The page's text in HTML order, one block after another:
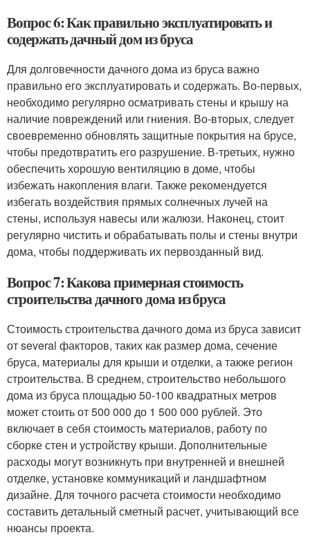
Вопрос 6: Как правильно эксплуатировать и
содержать дачный дом из бруса
Для долговечности дачного дома из бруса важно
правильно его эксплуатировать и содержать. Во-первых,
необходимо регулярно осматривать стены и крышу на
наличие повреждений или гниения. Во-вторых, следует
своевременно обновлять защитные покрытия на брусе,
чтобы предотвратить его разрушение. В-третьих, нужно
обеспечить хорошую вентиляцию в доме, чтобы
избежать накопления влаги. Также рекомендуется
избегать воздействия прямых солнечных лучей на
стены, используя навесы или жалюзи. Наконец, стоит
регулярно чистить и обрабатывать полы и стены внутри
дома, чтобы поддерживать их первозданный вид.
Вопрос 7: Какова примерная стоимость
строительства дачного дома из бруса
Стоимость строительства дачного дома из бруса зависит
от several факторов, таких как размер дома, сечение
бруса, материалы для крыши и отделки, а также регион
строительства. В среднем, строительство небольшого
дома из бруса площадью 50-100 квадратных метров
может стоить от 500 000 до 1 500 000 рублей. Это
включает в себя стоимость материалов, работу по
сборке стен и устройству крыши. Дополнительные
расходы могут возникнуть при внутренней и внешней
отделке, установке коммуникаций и ландшафтном
дизайне. Для точного расчета стоимости необходимо
составить детальный сметный расчет, учитывающий все
нюансы проекта.